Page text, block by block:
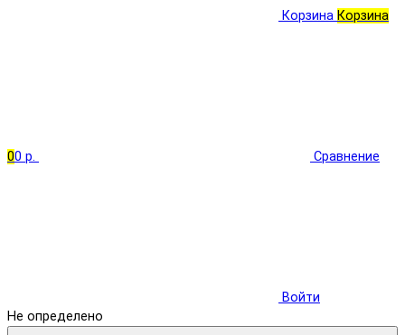
Корзина Корзина
00 р. Сравнение
Войти
Не определено